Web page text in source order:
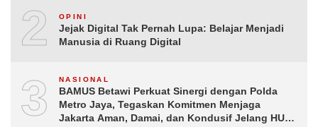
2 OPINI
Jejak Digital Tak Pernah Lupa: Belajar Menjadi
Manusia di Ruang Digital
3 NASIONAL
BAMUS Betawi Perkuat Sinergi dengan Polda
Metro Jaya, Tegaskan Komitmen Menjaga
Jakarta Aman, Damai, dan Kondusif Jelang HUT